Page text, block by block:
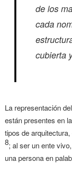
de los
cada
cubierta
La representación
están presentes en
tipos de
8; al ser un ente
una persona en